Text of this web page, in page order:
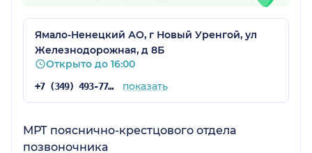
Ямало-Ненецкий АО, г Новый Уренгой, ул
Железнодорожная, д 8Б
Открыто до 16:00
+7 (349) 493-77-18 показать
МРТ пояснично-крестцового отдела
позвоночника